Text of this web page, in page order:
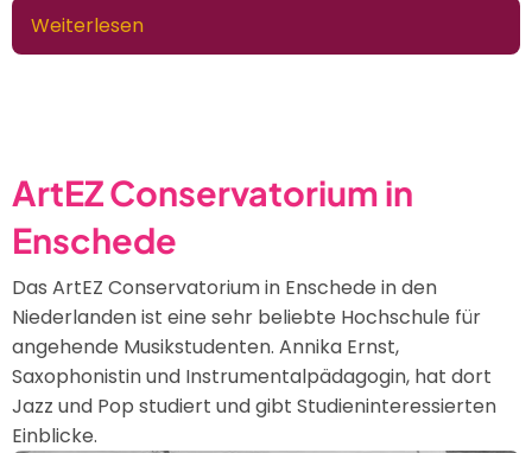
Weiterlesen
Emerald
ArtEZ Conservatorium in
Enschede
Das ArtEZ Conservatorium in Enschede in den
Niederlanden ist eine sehr beliebte Hochschule für
angehende Musikstudenten. Annika Ernst,
Saxophonistin und Instrumentalpädagogin, hat dort
Jazz und Pop studiert und gibt Studieninteressierten
Einblicke.